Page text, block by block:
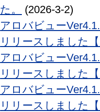
た。
(2026-3-2)
アロバビュー
リリースしました
アロバビュー
リリースしました
アロバビュー
リリースしました